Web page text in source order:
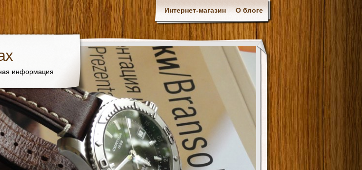
Интернет-магазин О блоге
информация